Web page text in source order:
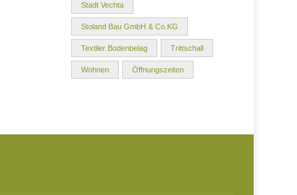
Stadt Vechta
Stoland Bau GmbH & Co.KG
Textiler Bodenbelag Trittschall
Wohnen Öffnungszeiten